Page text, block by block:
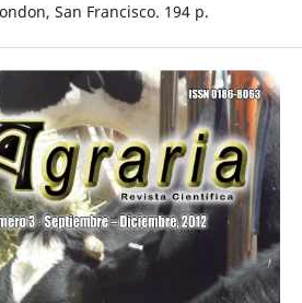
San Francisco. 194 p.